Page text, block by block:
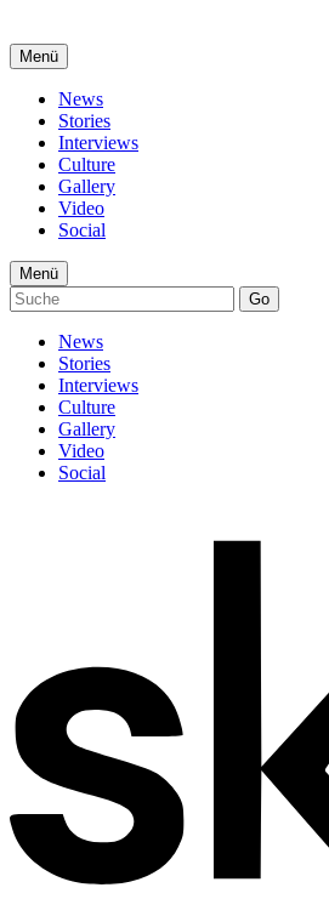
Menü
News
Stories
Interviews
Culture
Gallery
Video
Social
Menü
Go
News
Stories
Interviews
Culture
Gallery
Video
Social